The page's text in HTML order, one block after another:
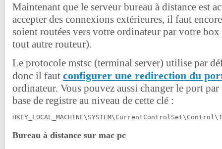
Maintenant que le serveur bureau à distance est
accepter des connexions extérieures, il faut
soient routées vers votre ordinateur par votre
tout autre routeur).
Le protocole mstsc (terminal server) utilise par
donc il faut configurer une redirection du
ordinateur. Vous pouvez aussi changer le port
base de registre au niveau de cette clé :
Bureau à distance sur mac pc